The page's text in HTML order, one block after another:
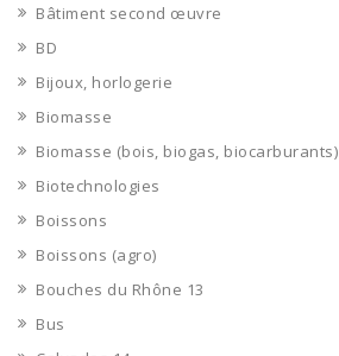
Bâtiment second œuvre
BD
Bijoux, horlogerie
Biomasse
Biomasse (bois, biogas, biocarburants)
Biotechnologies
Boissons
Boissons (agro)
Bouches du Rhône 13
Bus